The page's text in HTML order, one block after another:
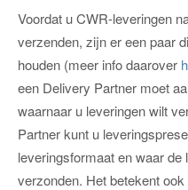
Curve
Voordat u CWR-leveringen
verzenden, zijn er een paar
houden (meer info daarover
een Delivery Partner moet
waarnaar u leveringen wilt
Partner kunt u
leveringsformaat en waar
verzonden. Het betekent